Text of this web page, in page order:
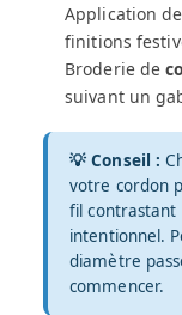
Application de
finitions
Broderie de
suivant un
💡 Conseil :
votre cordon
fil
intentionnel.
diamètre
commencer.